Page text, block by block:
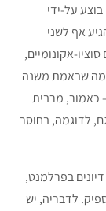
בוצע על-ידי
אף לשני
אקונומיים,
מה שבאמת משנה
כאמור, מרבית
לדוגמה, בחוסר
בפרלמנט,
לדבריה, יש